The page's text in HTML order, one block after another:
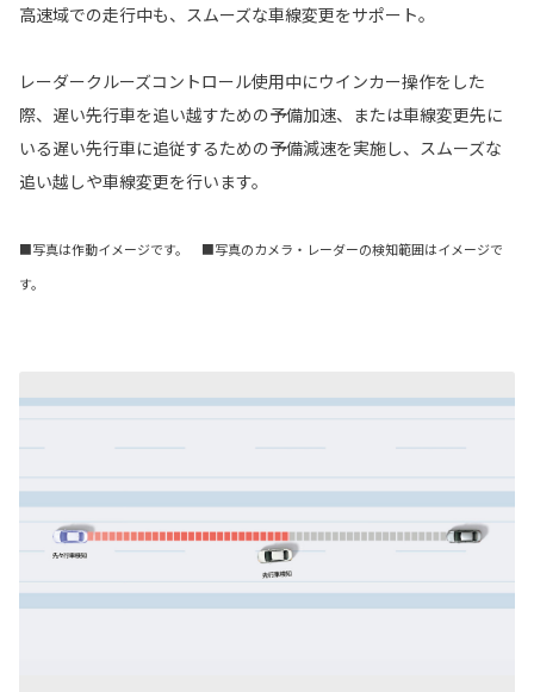
高速域での走行中も、スムーズな車線変更をサポート。
レーダークルーズコントロール使用中にウインカー操作をした
際、遅い先行車を追い越すための予備加速、または車線変更先に
いる遅い先行車に追従するための予備減速を実施し、スムーズな
追い越しや車線変更を行います。
■写真は作動イメージです。 ■写真のカメラ・レーダーの検知範囲はイメージで
す。